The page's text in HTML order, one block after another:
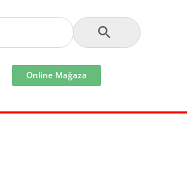
Online Mağaza